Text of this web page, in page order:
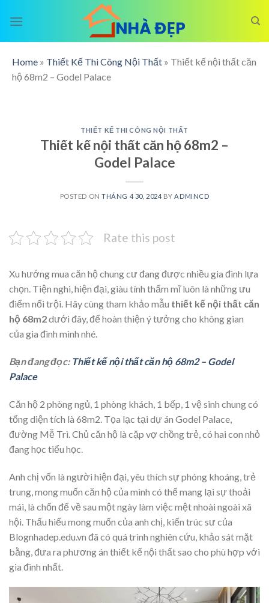
Home » Thiết Kế Thi Công Nội Thất » Thiết kế nội thất căn
hộ 68m2 – Godel Palace
THIẾT KẾ THI CÔNG NỘI THẤT
Thiết kế nội thất căn hộ 68m2 –
Godel Palace
POSTED ONTHÁNG 4 30, 2024 BYADMINCD
Rate this post
Xu hướng mua căn hộ chung cư đang được nhiều gia đình lựa
chọn. Tiện nghi, hiện đại, giàu tính thẩm mĩ luôn là những ưu
điểm nổi trội. Hãy cùng tham khảo mẫu thiết kế nội thất căn
hộ 68m2dưới đây, để hoàn thiện ý tưởng cho không gian
của gia đình mình nhé.
Bạn đang đọc: Thiết kế nội thất căn hộ 68m2 – Godel
Palace
Căn hộ 2 phòng ngủ, 1 phòng khách, 1 bếp, 1 vệ sinh chung có
tổng diện tích là 68m2. Tọa lạc tại dự án Godel Palace,
đường Mễ Trì. Chủ căn hộ là cặp vợ chồng trẻ, có hai con nhỏ
đang học tiểu học.
Anh chị vốn là người hiện đại, yêu thích sự phóng khoáng, trẻ
trung, mong muốn căn hộ của mình có thể mang lại sự thoải
mái, là chốn để về sau một ngày làm việc mệt nhoài ngoài xã
hội. Thấu hiểu mong muốn của anh chị, kiến trúc sư của
Blognhadep.edu.vn đã có quá trình nghiên cứu, khảo sát mặt
bằng, đưa ra phương án thiết kế nội thất sao cho phù hợp với
gia đình nhất.